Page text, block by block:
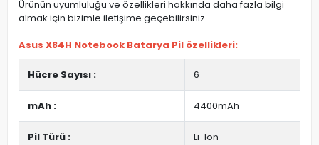
Ürünün uyumluluğu ve özellikleri hakkında daha fazla bilgi
almak için bizimle iletişime geçebilirsiniz.
Asus X84H Notebook Batarya Pil özellikleri:
Hücre Sayısı : 6
mAh : 4400mAh
Pil Türü : Li-Ion